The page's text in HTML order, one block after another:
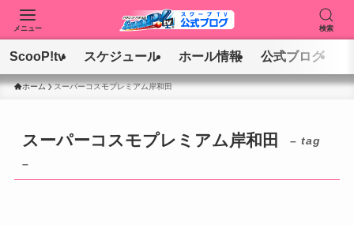
検索
メニュー
ScooP!tv スケジュール ホール情報 公式ブログ
ホーム スーパーコスモプレミアム岸和田
スーパーコスモプレミアム岸和田
– tag
–